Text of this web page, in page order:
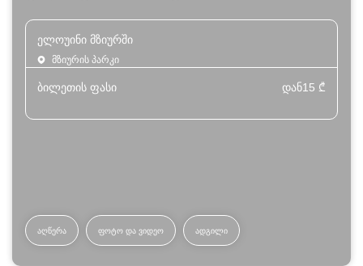
ელოუინი მზიურში
მზიურის პარკი
ბილეთის ფასი დან15 ₾
ᲐᲦᲬᲔᲠᲐ ᲤᲝᲢᲝ ᲓᲐ ᲕᲘᲓᲔᲝ ᲐᲓᲒᲘᲚᲘ